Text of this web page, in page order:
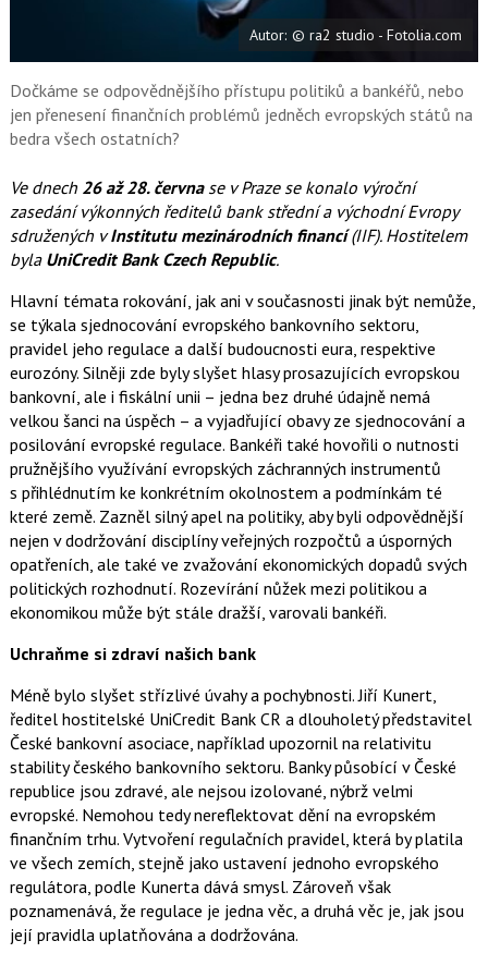
o
k
Autor: © ra2 studio - Fotolia.com
Dočkáme se odpovědnějšího přístupu politiků a bankéřů, nebo
jen přenesení finančních problémů jedněch evropských států na
bedra všech ostatních?
Ve dnech 26 až 28. června se v Praze se konalo výroční
zasedání výkonných ředitelů bank střední a východní Evropy
sdružených vInstitutu mezinárodních financí(IIF). Hostitelem
byla UniCredit Bank Czech Republic.
Hlavní témata rokování, jak ani v současnosti jinak být nemůže,
se týkala sjednocování evropského bankovního sektoru,
pravidel jeho regulace a další budoucnosti eura, respektive
eurozóny. Silněji zde byly slyšet hlasy prosazujících evropskou
bankovní, ale i fiskální unii – jedna bez druhé údajně nemá
velkou šanci na úspěch – a vyjadřující obavy ze sjednocování a
posilování evropské regulace. Bankéři také hovořili o nutnosti
pružnějšího využívání evropských záchranných instrumentů
s přihlédnutím ke konkrétním okolnostem a podmínkám té
které země. Zazněl silný apel na politiky, aby byli odpovědnější
nejen v dodržování disciplíny veřejných rozpočtů a úsporných
opatřeních, ale také ve zvažování ekonomických dopadů svých
politických rozhodnutí. Rozevírání nůžek mezi politikou a
ekonomikou může být stále dražší, varovali bankéři.
Uchraňme si zdraví našich bank
Méně bylo slyšet střízlivé úvahy a pochybnosti. Jiří Kunert,
ředitel hostitelské UniCredit Bank CR a dlouholetý představitel
České bankovní asociace, například upozornil na relativitu
stability českého bankovního sektoru. Banky působící v České
republice jsou zdravé, ale nejsou izolované, nýbrž velmi
evropské. Nemohou tedy nereflektovat dění na evropském
finančním trhu. Vytvoření regulačních pravidel, která by platila
ve všech zemích, stejně jako ustavení jednoho evropského
regulátora, podle Kunerta dává smysl. Zároveň však
poznamenává, že regulace je jedna věc, a druhá věc je, jak jsou
její pravidla uplatňována a dodržována.